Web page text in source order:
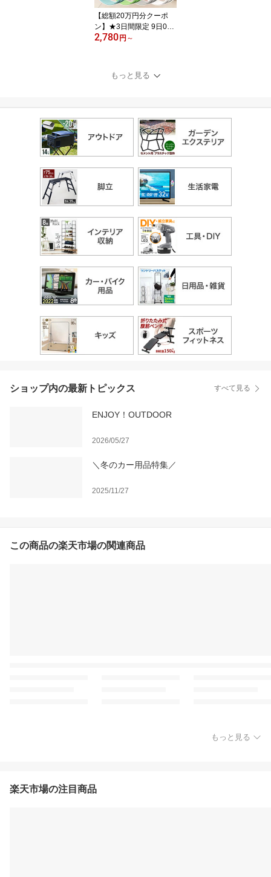
ク ホワイト グレー
【総額20万円分クーポ
ン】★3日間限定 9日0時
～ 【 楽天1位 】 バラン
ニング 男の子 女の子 子
供用 室内遊び 耐荷重 75
ア おうち時間 水洗い可
能誕生日
2,780円 ～
もっと見る
ショップ内の最新トピックス すべて見る
ENJOY！OUTDOOR
2026/05/27
＼冬のカー用品特集／
2025/11/27
この商品の楽天市場の関連商品
もっと見る
楽天市場の注目商品